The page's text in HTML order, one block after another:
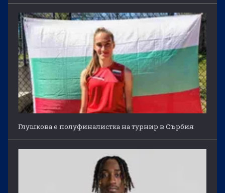
Глушкова е полуфиналистка на турнир в Сърбия